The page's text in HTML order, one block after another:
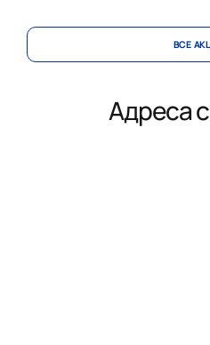
ВСЕ
Адреса